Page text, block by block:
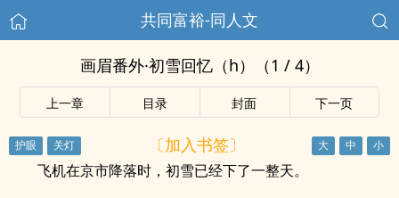
共同富裕-同人文
画眉番外·初雪回忆（h）（1 / 4）
上一章 目录 封面 下一页
〔加入书签〕
飞机在京市降落时，初雪已经下了一整天。